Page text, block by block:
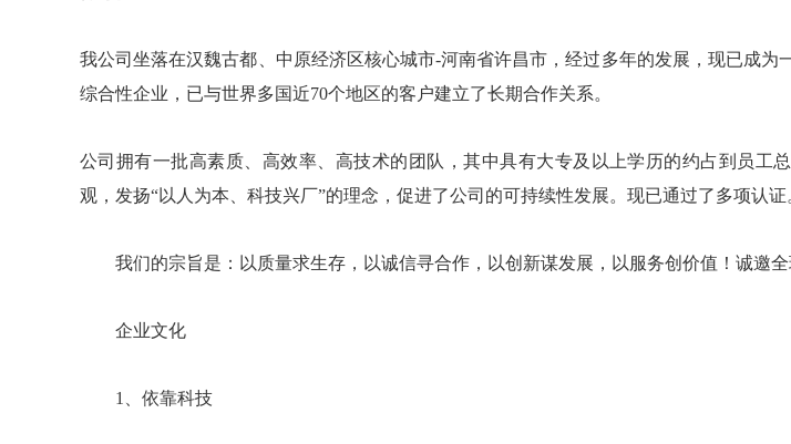
我公司坐落在汉魏古都、中原经济区核心城市-河南省许昌市，经过多年的发展，现已成为
综合性企业，已与世界多国近70个地区的客户建立了长期合作关系。
公司拥有一批高素质、高效率、高技术的团队，其中具有大专及以上学历的约占到员工
观，发扬“以人为本、科技兴厂”的理念，促进了公司的可持续性发展。现已通过了多项认证
我们的宗旨是：以质量求生存，以诚信寻合作，以创新谋发展，以服务创价值！诚邀全
企业文化
1、依靠科技